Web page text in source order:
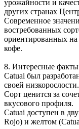
урожайности и
других странах
Современное
востребованных
ориентированных на
кофе.
8. Интересные факты
Catuai был
своей низкорослости.
Сорт ценится за
вкусового профиля.
Catuai доступен в
Rojo) и желтом